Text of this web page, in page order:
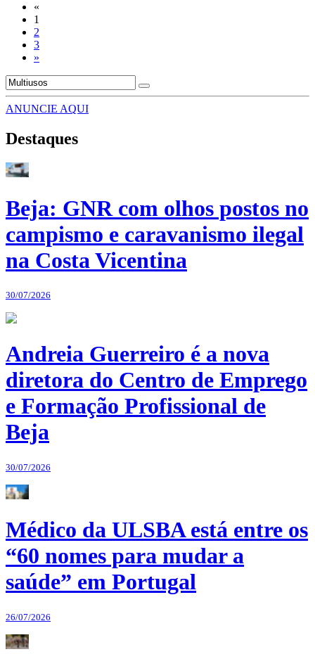
«
1
2
3
»
ANUNCIE AQUI
Destaques
Beja: GNR com olhos postos no
campismo e caravanismo ilegal
na Costa Vicentina
30/07/2026
Andreia Guerreiro é a nova
diretora do Centro de Emprego
e Formação Profissional de
Beja
30/07/2026
Médico da ULSBA está entre os
“60 nomes para mudar a
saúde” em Portugal
26/07/2026